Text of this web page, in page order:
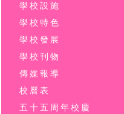
學校設施
學校特色
學校發展
學校刊物
傳媒報導
校曆表
五十五周年校慶